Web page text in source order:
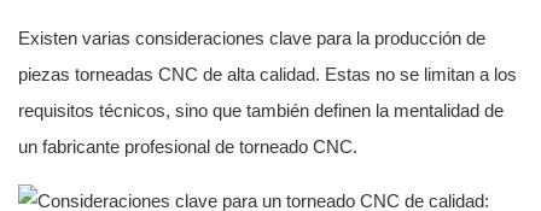
Existen varias consideraciones clave para la producción de
piezas torneadas CNC de alta calidad. Estas no se limitan a los
requisitos técnicos, sino que también definen la mentalidad de
un fabricante profesional de torneado CNC.